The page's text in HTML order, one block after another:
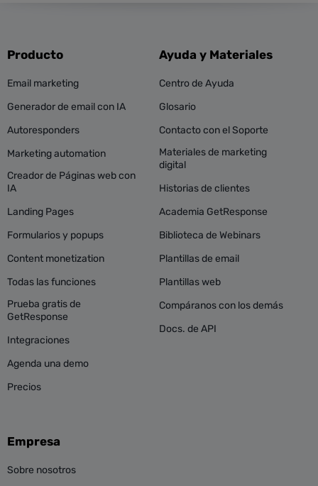
Producto
Email marketing
Generador de email con IA
Autoresponders
Marketing automation
Creador de Páginas web con
IA
Landing Pages
Formularios y popups
Content monetization
Todas las funciones
Prueba gratis de
GetResponse
Integraciones
Agenda una demo
Precios
Ayuda y Materiales
Centro de Ayuda
Glosario
Contacto con el Soporte
Materiales de marketing
digital
Historias de clientes
Academia GetResponse
Biblioteca de Webinars
Plantillas de email
Plantillas web
Compáranos con los demás
Docs. de API
Empresa
Sobre nosotros